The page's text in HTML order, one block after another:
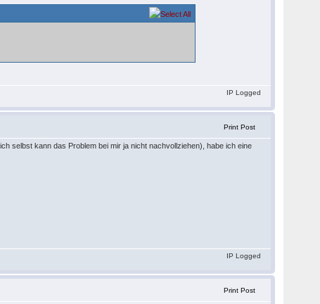
IP Logged
Print Post
selbst kann das Problem bei mir ja nicht nachvollziehen), habe ich eine
IP Logged
Print Post